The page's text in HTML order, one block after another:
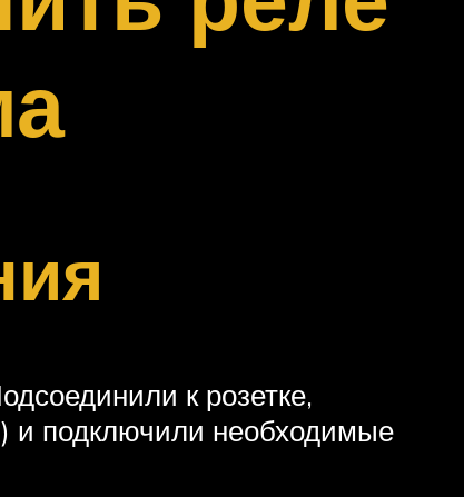
к розетке,
и подключили необходимые